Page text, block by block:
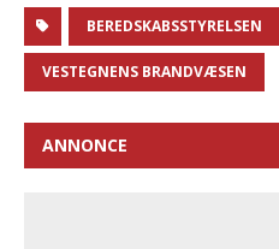
BEREDSKABSSTYRELSEN
VESTEGNENS BRANDVÆSEN
ANNONCE